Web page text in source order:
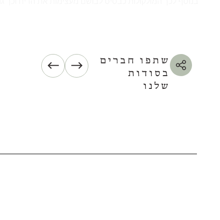
שתפו חברים
בסודות
שלנו